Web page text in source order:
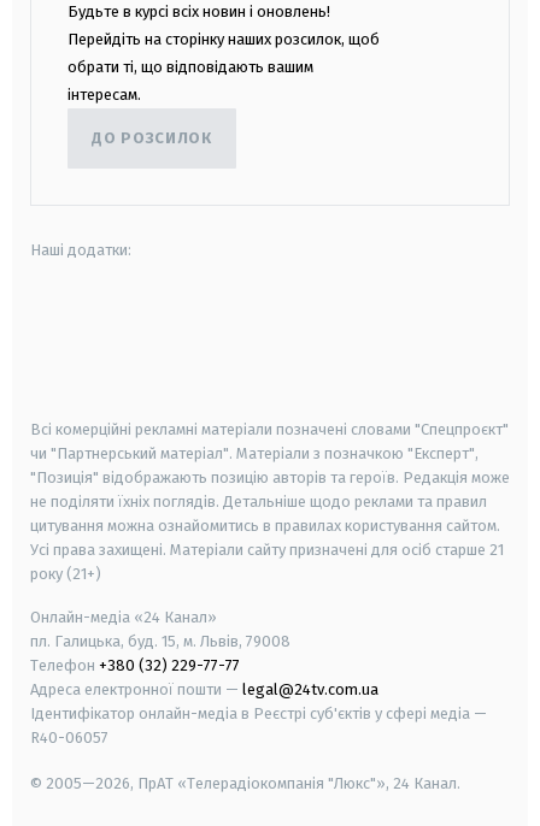
Будьте в курсі всіх новин і оновлень!
Перейдіть на сторінку наших розсилок, щоб
обрати ті, що відповідають вашим
інтересам.
ДО РОЗСИЛОК
Наші додатки:
Всі комерційні рекламні матеріали позначені словами "Спецпроєкт"
чи "Партнерський матеріал". Матеріали з позначкою "Експерт",
"Позиція" відображають позицію авторів та героїв. Редакція може
не поділяти їхніх поглядів. Детальніше щодо реклами та правил
цитування можна ознайомитись в правилах користування сайтом.
Усі права захищені. Матеріали сайту призначені для осіб старше 21
року (21+)
Онлайн-медіа «24 Канал»
пл. Галицька, буд. 15, м. Львів, 79008
Телефон +380 (32) 229-77-77
Адреса електронної пошти — legal@24tv.com.ua
Ідентифікатор онлайн-медіа в Реєстрі суб'єктів у сфері медіа —
R40-06057
© 2005—2026, ПрАТ «Телерадіокомпанія "Люкс"», 24 Канал.